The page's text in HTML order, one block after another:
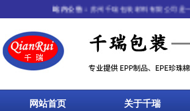
站内公告：苏州千瑞包装材料有限公司是一家
网站首页 关于千瑞